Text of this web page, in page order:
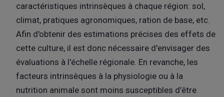
caractéristiques intrinsèques à chaque région: sol,
climat, pratiques agronomiques, ration de base, etc.
Afin d'obtenir des estimations précises des effets de
cette culture, il est donc nécessaire d'envisager des
évaluations à l'échelle régionale. En revanche, les
facteurs intrinsèques à la physiologie ou à la
nutrition animale sont moins susceptibles d’être